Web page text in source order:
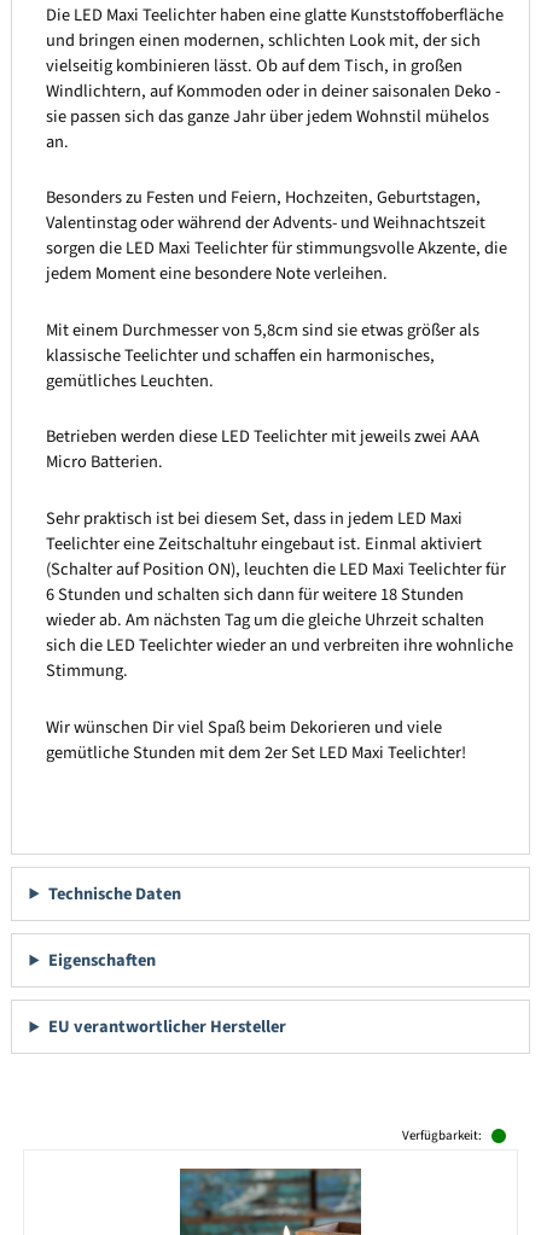
Die LED Maxi Teelichter haben eine glatte Kunststoffoberfläche
und bringen einen modernen, schlichten Look mit, der sich
vielseitig kombinieren lässt. Ob auf dem Tisch, in großen
Windlichtern, auf Kommoden oder in deiner saisonalen Deko -
sie passen sich das ganze Jahr über jedem Wohnstil mühelos
an.
Besonders zu Festen und Feiern, Hochzeiten, Geburtstagen,
Valentinstag oder während der Advents- und Weihnachtszeit
sorgen die LED Maxi Teelichter für stimmungsvolle Akzente, die
jedem Moment eine besondere Note verleihen.
Mit einem Durchmesser von 5,8cm sind sie etwas größer als
klassische Teelichter und schaffen ein harmonisches,
gemütliches Leuchten.
Betrieben werden diese LED Teelichter mit jeweils zwei AAA
Micro Batterien.
Sehr praktisch ist bei diesem Set, dass in jedem LED Maxi
Teelichter eine Zeitschaltuhr eingebaut ist. Einmal aktiviert
(Schalter auf Position ON), leuchten die LED Maxi Teelichter für
6 Stunden und schalten sich dann für weitere 18 Stunden
wieder ab. Am nächsten Tag um die gleiche Uhrzeit schalten
sich die LED Teelichter wieder an und verbreiten ihre wohnliche
Stimmung.
Wir wünschen Dir viel Spaß beim Dekorieren und viele
gemütliche Stunden mit dem 2er Set LED Maxi Teelichter!
Technische Daten
Eigenschaften
EU verantwortlicher Hersteller
Verfügbarkeit: